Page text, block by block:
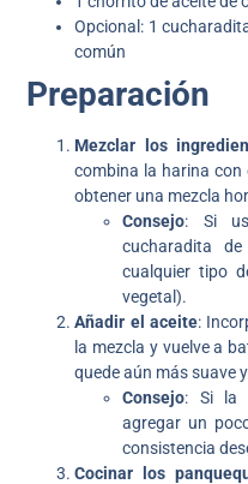
Opcional: 1
común
Preparación
Mezclar los
combina la harina con
obtener una mezcla
Consejo: Si
cucharadita
cualquier tipo
vegetal).
Añadir el aceite:
la mezcla y vuelve a
quede aún más suave
Consejo: Si la
agregar un
consistencia
Cocinar los